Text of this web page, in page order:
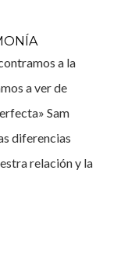
a la
a ver de
Sam
diferencias
relación y la